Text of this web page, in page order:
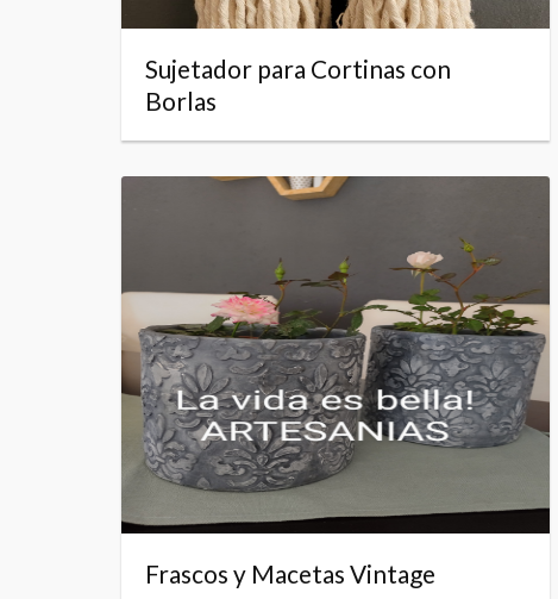
Sujetador para Cortinas con
Borlas
Frascos y Macetas Vintage